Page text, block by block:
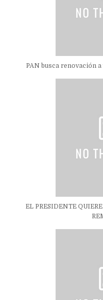
PAN busca renovación
EL PRESIDENTE